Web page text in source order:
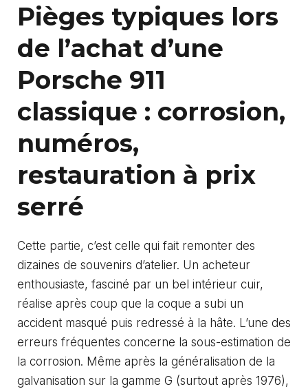
Pièges typiques lors
de l’achat d’une
Porsche 911
classique : corrosion,
numéros,
restauration à prix
serré
Cette partie, c’est celle qui fait remonter des
dizaines de souvenirs d’atelier. Un acheteur
enthousiaste, fasciné par un bel intérieur cuir,
réalise après coup que la coque a subi un
accident masqué puis redressé à la hâte. L’une des
erreurs fréquentes concerne la sous-estimation de
la corrosion. Même après la généralisation de la
galvanisation sur la gamme G (surtout après 1976),